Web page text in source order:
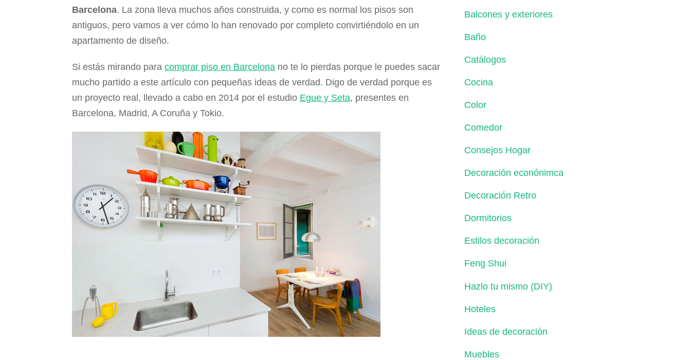
Barcelona. La zona lleva muchos años construida, y como es normal los pisos son
antiguos, pero vamos a ver cómo lo han renovado por completo convirtiéndolo en un
apartamento de diseño.
Si estás mirando para comprar piso en Barcelona no te lo pierdas porque le puedes sacar
mucho partido a este artículo con pequeñas ideas de verdad. Digo de verdad porque es
un proyecto real, llevado a cabo en 2014 por el estudio Egue y Seta, presentes en
Barcelona, Madrid, A Coruña y Tokio.
Balcones y exteriores
Baño
Catálogos
Cocina
Color
Comedor
Consejos Hogar
Decoración econónimca
Decoración Retro
Dormitorios
Estilos decoración
Feng Shui
Hazlo tu mismo (DIY)
Hoteles
Ideas de decoración
Muebles